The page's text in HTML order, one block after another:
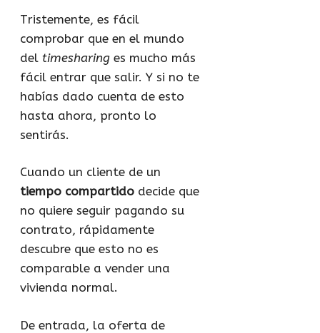
Tristemente, es fácil
comprobar que en el mundo
del timesharing es mucho más
fácil entrar que salir. Y si no te
habías dado cuenta de esto
hasta ahora, pronto lo
sentirás.
Cuando un cliente de un
tiempo compartido decide que
no quiere seguir pagando su
contrato, rápidamente
descubre que esto no es
comparable a vender una
vivienda normal.
De entrada, la oferta de